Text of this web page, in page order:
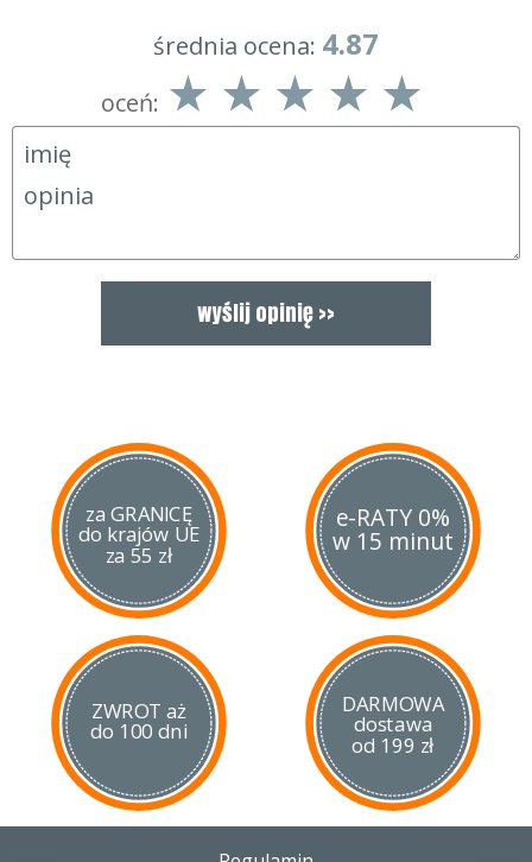
Shemagh BCB jest aktualnie używany przez amerykańskie i
brytyjskie siły specjalne w Afganistanie.
średnia ocena: 4.87
oceń:
za GRANICĘ
do krajów UE
za 55 zł
e-RATY 0%
w 15 minut
ZWROT aż
do 100 dni
DARMOWA
dostawa
od 199 zł